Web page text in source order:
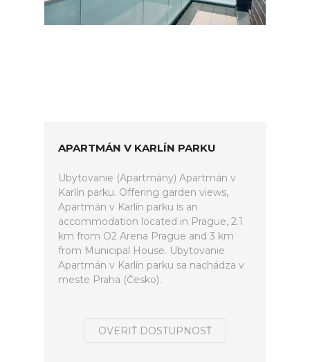
APARTMÁN V KARLÍN PARKU
Ubytovanie (Apartmány) Apartmán v
Karlín parku. Offering garden views,
Apartmán v Karlín parku is an
accommodation located in Prague, 2.1
km from O2 Arena Prague and 3 km
from Municipal House. Ubytovanie
Apartmán v Karlín parku sa nachádza v
meste Praha (Česko).
OVERIŤ DOSTUPNOSŤ